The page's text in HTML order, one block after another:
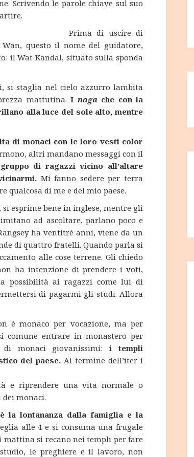
Scrivendo le parole chiave sul suo
Prima di uscire di
questo il nome del guidatore,
il Wat Kandal, situato sulla sponda
si staglia nel cielo azzurro lambita
mattutina. I nagache con la
alla luce del sole alto, mentre
di monaci con le loro vesti color
altri mandano messaggi con il
di ragazzi vicino all’altare
Mi fanno sedere per terra
qualcosa di me e del mio paese.
esprime bene in inglese, mentre gli
ad ascoltare, parlano poco e
ha ventitré anni, viene da un
di quattro fratelli. Quando parla si
alle cose terrene. Gli chiedo
ha intenzione di prendere i voti,
possibilità ai ragazzi come lui di
di pagarmi gli studi. Allora
è monaco per vocazione, ma per
comune entrare in monastero per
monaci giovanissimi: i templi
del paese. Al termine dell’iter i
e riprendere una vita normale o
monaci.
la lontananza dalla famiglia e la
alle 4 e si consuma una frugale
si recano nei templi per fare
le preghiere e il lavoro, non